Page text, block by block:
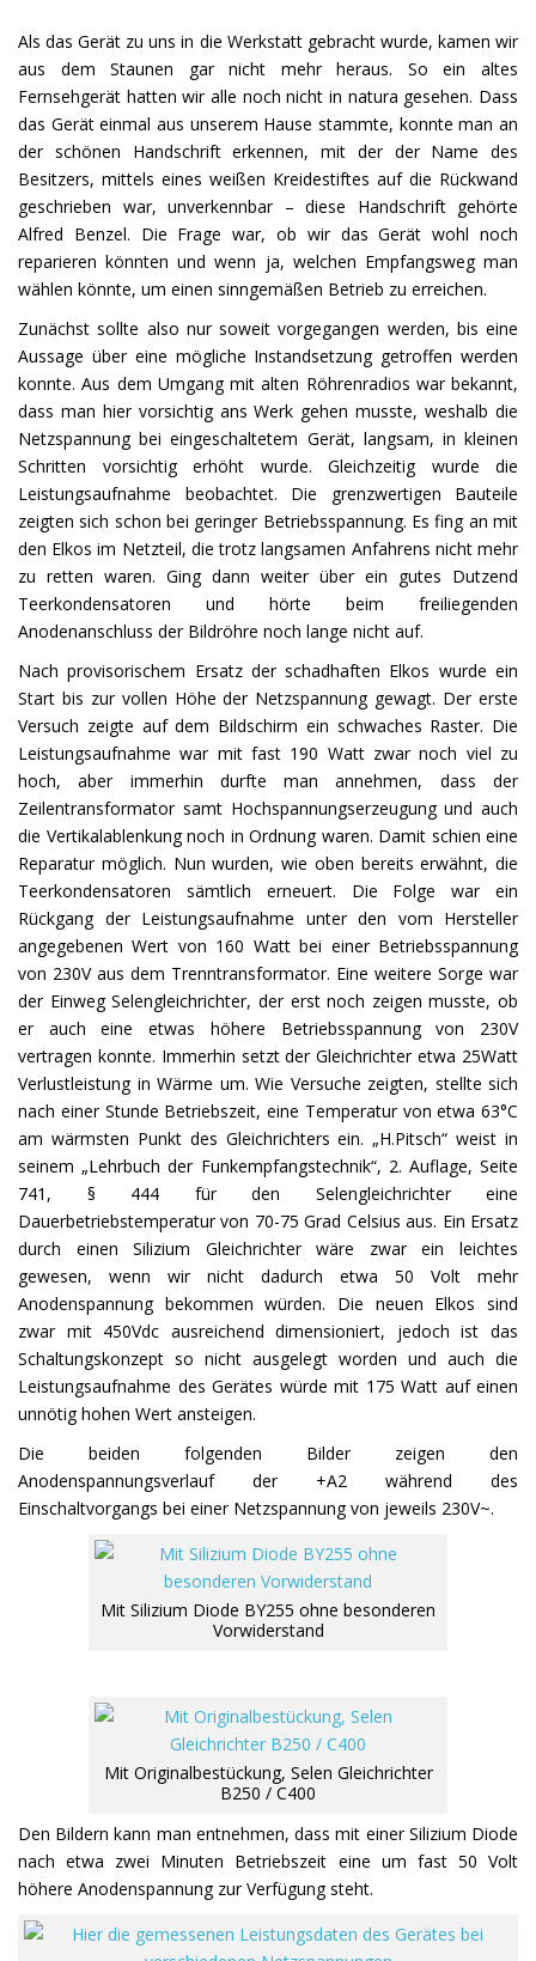
Als das Gerät zu uns in die Werkstatt gebracht wurde, kamen wir
aus dem Staunen gar nicht mehr heraus. So ein altes
Fernsehgerät hatten wir alle noch nicht in natura gesehen. Dass
das Gerät einmal aus unserem Hause stammte, konnte man an
der schönen Handschrift erkennen, mit der der Name des
Besitzers, mittels eines weißen Kreidestiftes auf die Rückwand
geschrieben war, unverkennbar – diese Handschrift gehörte
Alfred Benzel. Die Frage war, ob wir das Gerät wohl noch
reparieren könnten und wenn ja, welchen Empfangsweg man
wählen könnte, um einen sinngemäßen Betrieb zu erreichen.
Zunächst sollte also nur soweit vorgegangen werden, bis eine
Aussage über eine mögliche Instandsetzung getroffen werden
konnte. Aus dem Umgang mit alten Röhrenradios war bekannt,
dass man hier vorsichtig ans Werk gehen musste, weshalb die
Netzspannung bei eingeschaltetem Gerät, langsam, in kleinen
Schritten vorsichtig erhöht wurde. Gleichzeitig wurde die
Leistungsaufnahme beobachtet. Die grenzwertigen Bauteile
zeigten sich schon bei geringer Betriebsspannung. Es fing an mit
den Elkos im Netzteil, die trotz langsamen Anfahrens nicht mehr
zu retten waren. Ging dann weiter über ein gutes Dutzend
Teerkondensatoren und hörte beim freiliegenden
Anodenanschluss der Bildröhre noch lange nicht auf.
Nach provisorischem Ersatz der schadhaften Elkos wurde ein
Start bis zur vollen Höhe der Netzspannung gewagt. Der erste
Versuch zeigte auf dem Bildschirm ein schwaches Raster. Die
Leistungsaufnahme war mit fast 190 Watt zwar noch viel zu
hoch, aber immerhin durfte man annehmen, dass der
Zeilentransformator samt Hochspannungserzeugung und auch
die Vertikalablenkung noch in Ordnung waren. Damit schien eine
Reparatur möglich. Nun wurden, wie oben bereits erwähnt, die
Teerkondensatoren sämtlich erneuert. Die Folge war ein
Rückgang der Leistungsaufnahme unter den vom Hersteller
angegebenen Wert von 160 Watt bei einer Betriebsspannung
von 230V aus dem Trenntransformator. Eine weitere Sorge war
der Einweg Selengleichrichter, der erst noch zeigen musste, ob
er auch eine etwas höhere Betriebsspannung von 230V
vertragen konnte. Immerhin setzt der Gleichrichter etwa 25Watt
Verlustleistung in Wärme um. Wie Versuche zeigten, stellte sich
nach einer Stunde Betriebszeit, eine Temperatur von etwa 63°C
am wärmsten Punkt des Gleichrichters ein. „H.Pitsch“ weist in
seinem „Lehrbuch der Funkempfangstechnik“, 2. Auflage, Seite
741, § 444 für den Selengleichrichter eine
Dauerbetriebstemperatur von 70-75 Grad Celsius aus. Ein Ersatz
durch einen Silizium Gleichrichter wäre zwar ein leichtes
gewesen, wenn wir nicht dadurch etwa 50 Volt mehr
Anodenspannung bekommen würden. Die neuen Elkos sind
zwar mit 450Vdc ausreichend dimensioniert, jedoch ist das
Schaltungskonzept so nicht ausgelegt worden und auch die
Leistungsaufnahme des Gerätes würde mit 175 Watt auf einen
unnötig hohen Wert ansteigen.
Die beiden folgenden Bilder zeigen den
Anodenspannungsverlauf der +A2 während des
Einschaltvorgangs bei einer Netzspannung von jeweils 230V~.
Mit Silizium Diode BY255 ohne besonderen
Vorwiderstand
Mit Originalbestückung, Selen Gleichrichter
B250 / C400
Den Bildern kann man entnehmen, dass mit einer Silizium Diode
nach etwa zwei Minuten Betriebszeit eine um fast 50 Volt
höhere Anodenspannung zur Verfügung steht.